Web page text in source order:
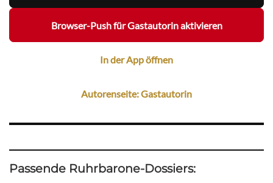
Browser-Push für Gastautorin aktivieren
In der App öffnen
Autorenseite: Gastautorin
Passende Ruhrbarone-Dossiers: